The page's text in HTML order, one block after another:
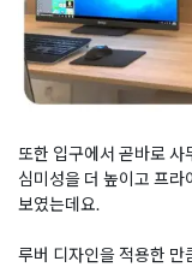
또한 입구에서 곧바로
심미성을 더 높이고 프
보였는데요.
루버 디자인을 적용한 만